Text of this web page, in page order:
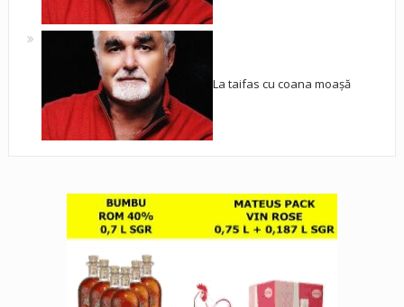
La taifas cu coana moașă